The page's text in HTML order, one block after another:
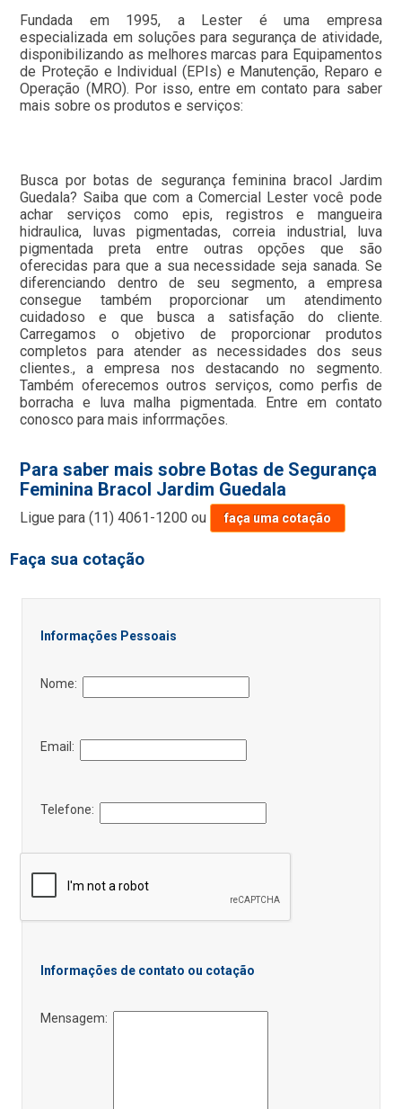
Fundada em 1995, a Lester é uma empresa
especializada em soluções para segurança de atividade,
disponibilizando as melhores marcas para Equipamentos
de Proteção e Individual (EPIs) e Manutenção, Reparo e
Operação (MRO). Por isso, entre em contato para saber
mais sobre os produtos e serviços:
Busca por botas de segurança feminina bracol Jardim
Guedala? Saiba que com a Comercial Lester você pode
achar serviços como epis, registros e mangueira
hidraulica, luvas pigmentadas, correia industrial, luva
pigmentada preta entre outras opções que são
oferecidas para que a sua necessidade seja sanada. Se
diferenciando dentro de seu segmento, a empresa
consegue também proporcionar um atendimento
cuidadoso e que busca a satisfação do cliente.
Carregamos o objetivo de proporcionar produtos
completos para atender as necessidades dos seus
clientes., a empresa nos destacando no segmento.
Também oferecemos outros serviços, como perfis de
borracha e luva malha pigmentada. Entre em contato
conosco para mais inforrmações.
Para saber mais sobre Botas de Segurança
Feminina Bracol Jardim Guedala
Ligue para(11) 4061-1200 ou faça uma cotação
Faça sua cotação
Informações Pessoais
Nome:
Email:
Telefone:
Informações de contato ou cotação
Mensagem: